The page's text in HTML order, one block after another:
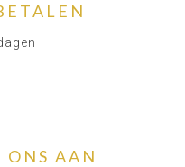
ONS AAN